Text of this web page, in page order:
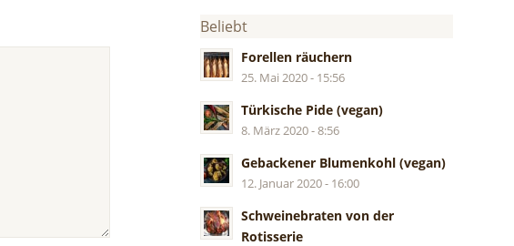
Beliebt
Forellen räuchern
25. Mai 2020 - 15:56
Türkische Pide (vegan)
8. März 2020 - 8:56
Gebackener Blumenkohl (vegan)
12. Januar 2020 - 16:00
Schweinebraten von der
Rotisserie